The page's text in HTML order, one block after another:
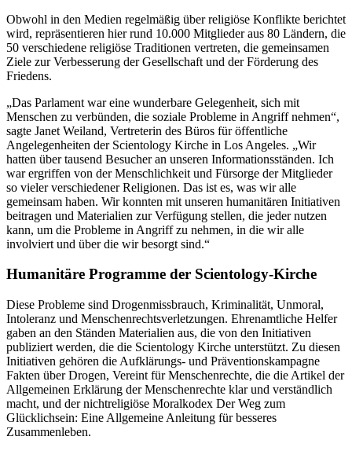
Obwohl in den Medien regelmäßig über religiöse Konflikte berichtet
wird, repräsentieren hier rund 10.000 Mitglieder aus 80 Ländern, die
50 verschiedene religiöse Traditionen vertreten, die gemeinsamen
Ziele zur Verbesserung der Gesellschaft und der Förderung des
Friedens.
„Das Parlament war eine wunderbare Gelegenheit, sich mit
Menschen zu verbünden, die soziale Probleme in Angriff nehmen“,
sagte Janet Weiland, Vertreterin des Büros für öffentliche
Angelegenheiten der Scientology Kirche in Los Angeles. „Wir
hatten über tausend Besucher an unseren Informationsständen. Ich
war ergriffen von der Menschlichkeit und Fürsorge der Mitglieder
so vieler verschiedener Religionen. Das ist es, was wir alle
gemeinsam haben. Wir konnten mit unseren humanitären Initiativen
beitragen und Materialien zur Verfügung stellen, die jeder nutzen
kann, um die Probleme in Angriff zu nehmen, in die wir alle
involviert und über die wir besorgt sind.“
Humanitäre Programme der Scientology-Kirche
Diese Probleme sind Drogenmissbrauch, Kriminalität, Unmoral,
Intoleranz und Menschenrechtsverletzungen. Ehrenamtliche Helfer
gaben an den Ständen Materialien aus, die von den Initiativen
publiziert werden, die die Scientology Kirche unterstützt. Zu diesen
Initiativen gehören die Aufklärungs- und Präventionskampagne
Fakten über Drogen, Vereint für Menschenrechte, die die Artikel der
Allgemeinen Erklärung der Menschenrechte klar und verständlich
macht, und der nichtreligiöse Moralkodex Der Weg zum
Glücklichsein: Eine Allgemeine Anleitung für besseres
Zusammenleben.